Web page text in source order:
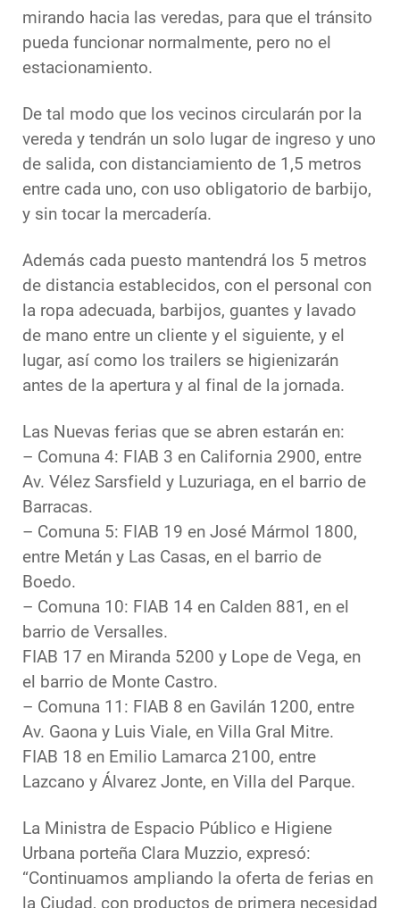
mirando hacia las veredas, para que el tránsito
pueda funcionar normalmente, pero no el
estacionamiento.
De tal modo que los vecinos circularán por la
vereda y tendrán un solo lugar de ingreso y uno
de salida, con distanciamiento de 1,5 metros
entre cada uno, con uso obligatorio de barbijo,
y sin tocar la mercadería.
Además cada puesto mantendrá los 5 metros
de distancia establecidos, con el personal con
la ropa adecuada, barbijos, guantes y lavado
de mano entre un cliente y el siguiente, y el
lugar, así como los trailers se higienizarán
antes de la apertura y al final de la jornada.
Las Nuevas ferias que se abren estarán en:
– Comuna 4: FIAB 3 en California 2900, entre
Av. Vélez Sarsfield y Luzuriaga, en el barrio de
Barracas.
– Comuna 5: FIAB 19 en José Mármol 1800,
entre Metán y Las Casas, en el barrio de
Boedo.
– Comuna 10: FIAB 14 en Calden 881, en el
barrio de Versalles.
FIAB 17 en Miranda 5200 y Lope de Vega, en
el barrio de Monte Castro.
– Comuna 11: FIAB 8 en Gavilán 1200, entre
Av. Gaona y Luis Viale, en Villa Gral Mitre.
FIAB 18 en Emilio Lamarca 2100, entre
Lazcano y Álvarez Jonte, en Villa del Parque.
La Ministra de Espacio Público e Higiene
Urbana porteña Clara Muzzio, expresó:
“Continuamos ampliando la oferta de ferias en
la Ciudad, con productos de primera necesidad